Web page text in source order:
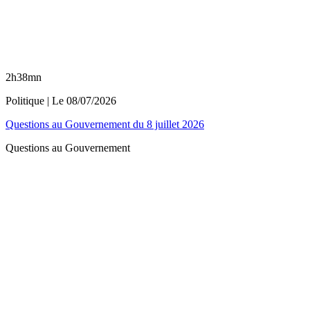
2h38mn
Politique | Le 08/07/2026
Questions au Gouvernement du 8 juillet 2026
Questions au Gouvernement